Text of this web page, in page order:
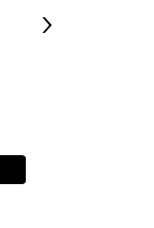
›